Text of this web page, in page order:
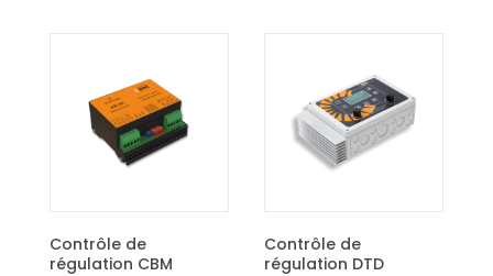
Contrôle de
régulation DTD
Contrôle de
régulation ECO